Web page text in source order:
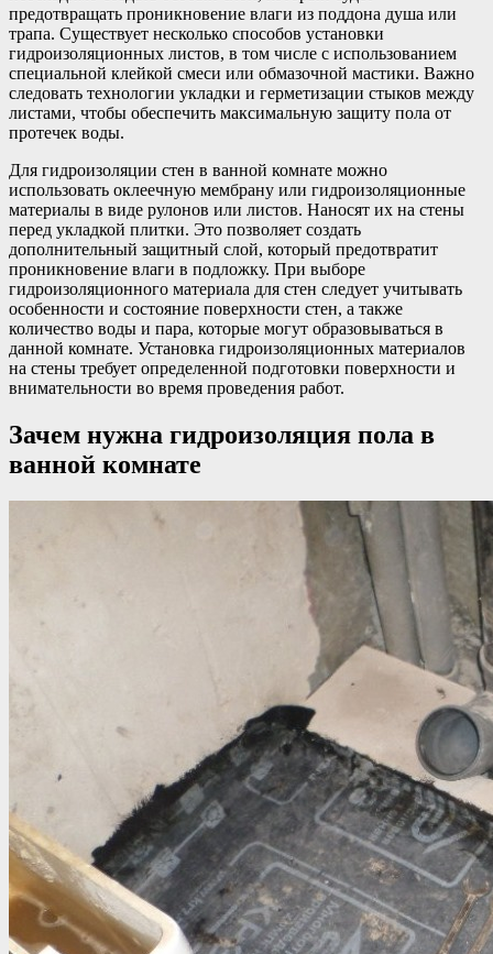
предотвращать проникновение влаги из поддона душа или
трапа. Существует несколько способов установки
гидроизоляционных листов, в том числе с использованием
специальной клейкой смеси или обмазочной мастики. Важно
следовать технологии укладки и герметизации стыков между
листами, чтобы обеспечить максимальную защиту пола от
протечек воды.
Для гидроизоляции стен в ванной комнате можно
использовать оклеечную мембрану или гидроизоляционные
материалы в виде рулонов или листов. Наносят их на стены
перед укладкой плитки. Это позволяет создать
дополнительный защитный слой, который предотвратит
проникновение влаги в подложку. При выборе
гидроизоляционного материала для стен следует учитывать
особенности и состояние поверхности стен, а также
количество воды и пара, которые могут образовываться в
данной комнате. Установка гидроизоляционных материалов
на стены требует определенной подготовки поверхности и
внимательности во время проведения работ.
Зачем нужна гидроизоляция пола в
ванной комнате